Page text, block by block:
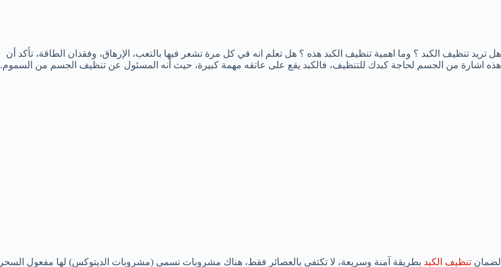
هل تريد تنظيف الكبد ؟ وما اهمية تنظيف الكبد هذه ؟ هل تعلم انه في كل مرة تشعر فيها بالتعب، الإرهاق، وفقدان الطاقة، تأكد أن
هذه اشارة من الجسم لحاجة كبدك للتنظيف، فالكبد يقع على عاتقه مهمة كبيرة، حيث أنه المسئول عن تنظيف الجسم من السموم.
لضمان تنظيف الكبد بطريقة آمنة وسريعة، لا تكتفي بالعصائر فقط، هناك مشروبات تسمى (مشروبات الديتوكس) لها مفعول السحر